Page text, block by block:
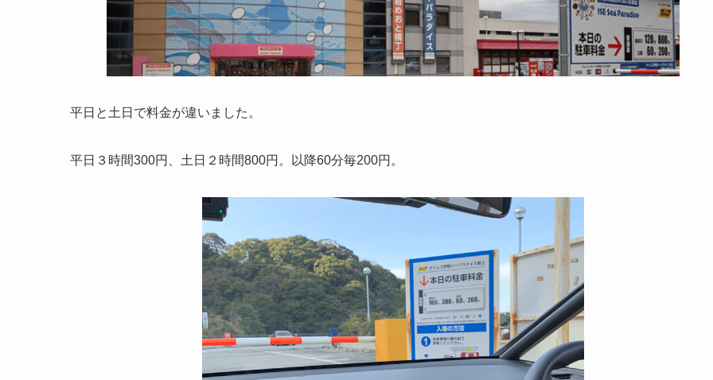
平日と土日で料金が違いました。
平日３時間300円、土日２時間800円。以降60分毎200円。